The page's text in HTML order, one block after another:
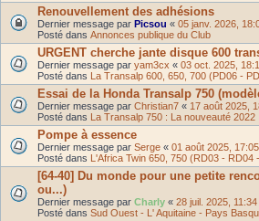
Renouvellement des adhésions
Dernier message par Picsou « 05 janv. 2026,
Posté dans Annonces publique du Club
URGENT cherche jante disque 600
Dernier message par yam3cx « 03 oct. 2025,
Posté dans La Transalp 600, 650, 700 (PD06 -
Essai de la Honda Transalp 750
Dernier message par Christian7 « 17 août 2025,
Posté dans La Transalp 750 : La nouveauté 2022
Pompe à essence
Dernier message par Serge « 01 août 2025, 17:05
Posté dans L'Africa Twin 650, 750 (RD03 - RD04
[64-40] Du monde pour une petite
ou...)
Dernier message par Charly « 28 juil. 2025, 11:34
Posté dans Sud Ouest - L' Aquitaine - Pays